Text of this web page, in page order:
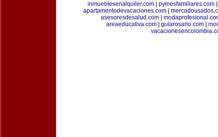
inmueblesenalquiler.com| pymesfamiliares.com
apartamentodevacaciones.com|
asesoresdesalud.com|
areaeducativa.com| guiarosario.com|